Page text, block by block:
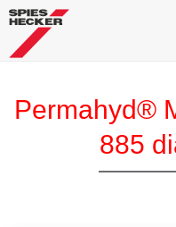
Permahyd®
885